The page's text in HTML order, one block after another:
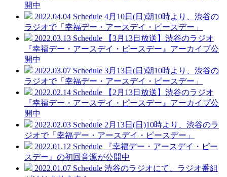
開中
2022.04.04 Schedule 4月10日(日)朝10時より、渋谷の
ラジオで「幸福デー・アースデイ・ピースデー」
2022.03.13 Schedule
【3月13日放送】渋谷のラジオ
『幸福デー・アースデイ・ピースデー』アーカイブ公
開中
2022.03.07 Schedule 3月13日(日)朝10時より、渋谷の
ラジオで「幸福デー・アースデイ・ピースデー」
2022.02.14 Schedule
【2月13日放送】渋谷のラジオ
『幸福デー・アースデイ・ピースデー』アーカイブ公
開中
2022.02.03 Schedule 2月13日(日)10時より、渋谷のラ
ジオで「幸福デー・アースデイ・ピースデー」
2022.01.12 Schedule
『幸福デー・アースデイ・ピー
スデー』の初回音源が公開中
2022.01.07 Schedule 渋谷のラジオにて、ラジオ番組